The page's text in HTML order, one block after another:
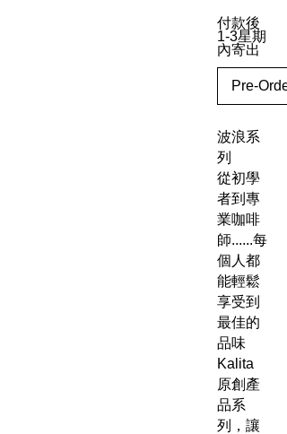
付款後
1-3星期
內寄出
Pre-Order
波浪系
列
從初學
者到專
業咖啡
師......每
個人都
能輕鬆
享受到
最佳的
品味
Kalita
原創產
品系
列，讓